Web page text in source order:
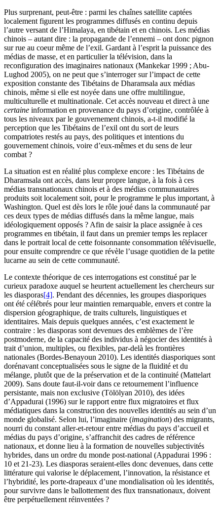
Plus surprenant, peut-être : parmi les chaînes satellite captées
localement figurent les programmes diffusés en continu depuis
l’autre versant de l’Himalaya, en tibétain et en chinois. Les médias
chinois – autant dire : la propagande de l’ennemi – ont donc pignon
sur rue au coeur même de l’exil. Gardant à l’esprit la puissance des
médias de masse, et en particulier la télévision, dans la
reconfiguration des imaginaires nationaux (Mankekar 1999 ; Abu-
Lughod 2005), on ne peut que s’interroger sur l’impact de cette
exposition constante des Tibétains de Dharamsala aux médias
chinois, même si elle est noyée dans une offre multilingue,
multiculturelle et multinationale. Cet accès nouveau et direct à une
certaine information en provenance du pays d’origine, contrôlée à
tous les niveaux par le gouvernement chinois, a-t-il modifié la
perception que les Tibétains de l’exil ont du sort de leurs
compatriotes restés au pays, des politiques et intentions du
gouvernement chinois, voire d’eux-mêmes et du sens de leur
combat ?
La situation est en réalité plus complexe encore : les Tibétains de
Dharamsala ont accès, dans leur propre langue, à la fois à ces
médias transnationaux chinois et à des médias communautaires
produits soit localement soit, pour le programme le plus important, à
Washington. Quel est dès lors le rôle joué dans la communauté par
ces deux types de médias diffusés dans la même langue, mais
idéologiquement opposés ? Afin de saisir la place assignée à ces
programmes en tibétain, il faut dans un premier temps les replacer
dans le portrait local de cette foisonnante consommation télévisuelle,
pour ensuite comprendre ce que révèle l’usage quotidien de la petite
lucarne au sein de cette communauté.
Le contexte théorique de ces interrogations est constitué par le
curieux paradoxe auquel se heurtent actuellement les chercheurs sur
les diasporas[4]. Pendant des décennies, les groupes diasporiques
ont été célébrés pour leur maintien remarquable, envers et contre la
dispersion géographique, de traits culturels, linguistiques et
identitaires. Mais depuis quelques années, c’est exactement le
contraire : les diasporas sont devenues des emblèmes de l’ère
postmoderne, de la capacité des individus à négocier des identités à
trait d’union, multiples, ou flexibles, par-delà les frontières
nationales (Bordes-Benayoun 2010). Les identités diasporiques sont
dorénavant conceptualisées sous le signe de la fluidité et du
mélange, plutôt que de la préservation et de la continuité (Mattelart
2009). Sans doute faut-il-voir dans ce retournement l’influence
persistante, mais non exclusive (Tölölyan 2010), des idées
d’Appadurai (1996) sur le rapport entre flux migratoires et flux
médiatiques dans la construction des nouvelles identités au sein d’un
monde globalisé. Selon lui, l’imaginaire (imagination) des migrants,
nourri du constant aller-et-retour entre médias du pays d’accueil et
médias du pays d’origine, s’affranchit des cadres de référence
nationaux, et donne lieu à la formation de nouvelles subjectivités
hybrides, dans un ordre du monde post-national (Appadurai 1996 :
10 et 21-23). Les diasporas seraient-elles donc devenues, dans cette
littérature qui valorise le déplacement, l’innovation, la résistance et
l’hybridité, les porte-drapeaux d’une mondialisation où les identités,
pour survivre dans le ballottement des flux transnationaux, doivent
être perpétuellement réinventées ?